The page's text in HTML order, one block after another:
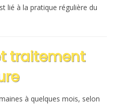
lié à la pratique régulière du
traitement
à quelques mois, selon